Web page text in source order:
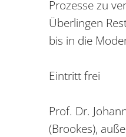
Prozesse zu
Überlingen
bis in die
Eintritt frei
Prof. Dr.
(Brookes),